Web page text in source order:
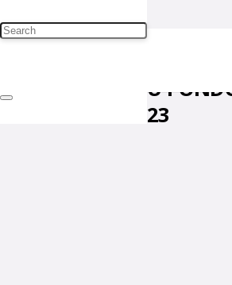
KETUA FKUB
JURANGMANGU
SEPTEMBER 2023